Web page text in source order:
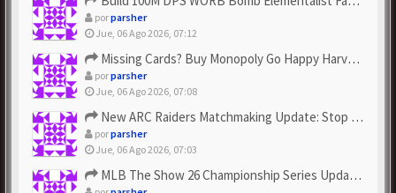
porparsher
Jue, 06 Ago 2026, 07:12
Missing Cards? Buy Monopoly Go Happy Harvest with Looney Tun...
porparsher
Jue, 06 Ago 2026, 07:08
New ARC Raiders Matchmaking Update: Stop Failed - Grab Bluep...
porparsher
Jue, 06 Ago 2026, 07:03
MLB The Show 26 Championship Series Update! Get Cheap & ...